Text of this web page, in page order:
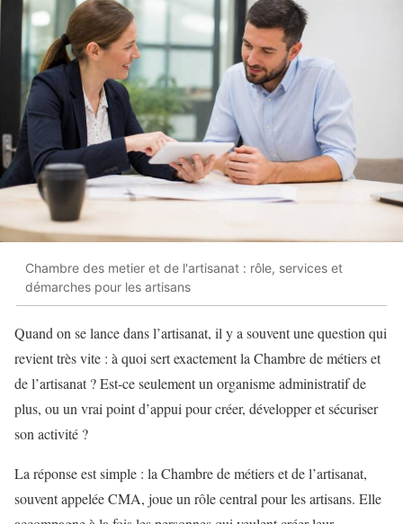
Chambre des metier et de l'artisanat : rôle, services et
démarches pour les artisans
Quand on se lance dans l’artisanat, il y a souvent une question qui
revient très vite : à quoi sert exactement la Chambre de métiers et
de l’artisanat ? Est-ce seulement un organisme administratif de
plus, ou un vrai point d’appui pour créer, développer et sécuriser
son activité ?
La réponse est simple : la Chambre de métiers et de l’artisanat,
souvent appelée CMA, joue un rôle central pour les artisans. Elle